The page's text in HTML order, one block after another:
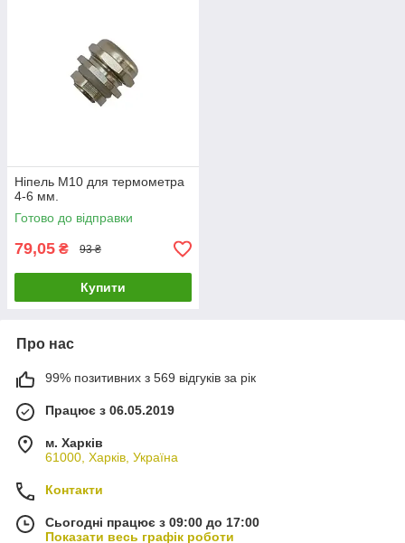
Ніпель М10 для термометра
4-6 мм.
Готово до відправки
79,05 ₴ 93 ₴
Купити
Про нас
99% позитивних з 569 відгуків за рік
Працює з 06.05.2019
м. Харків
61000, Харків, Україна
Контакти
Сьогодні працює з 09:00 до 17:00
Показати весь графік роботи